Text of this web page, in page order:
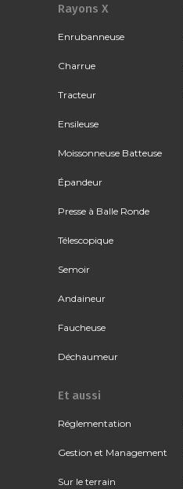
Rayons X
Enrubanneuse
Charrue
Tracteur
Ensileuse
Moissonneuse Batteuse
Épandeur
Presse à Balle Ronde
Télescopique
Semoir
Andaineur
Faucheuse
Déchaumeur
Et aussi
Réglementation
Gestion et Management
Sur le terrain